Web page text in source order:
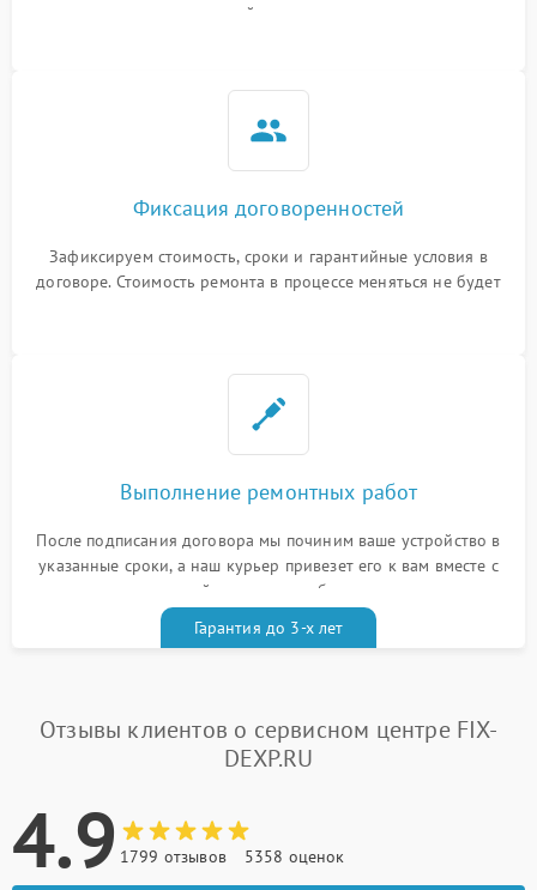
гарантийные условия
Фиксация договоренностей
Зафиксируем стоимость, сроки и гарантийные условия в
договоре. Стоимость ремонта в процессе меняться не будет
Выполнение ремонтных работ
После подписания договора мы починим ваше устройство в
указанные сроки, а наш курьер привезет его к вам вместе с
гарантийным талоном бесплатно
Гарантия до 3-х лет
Отзывы клиентов о сервисном центре FIX-
DEXP.RU
4.9 1799 отзывов 5358 оценок